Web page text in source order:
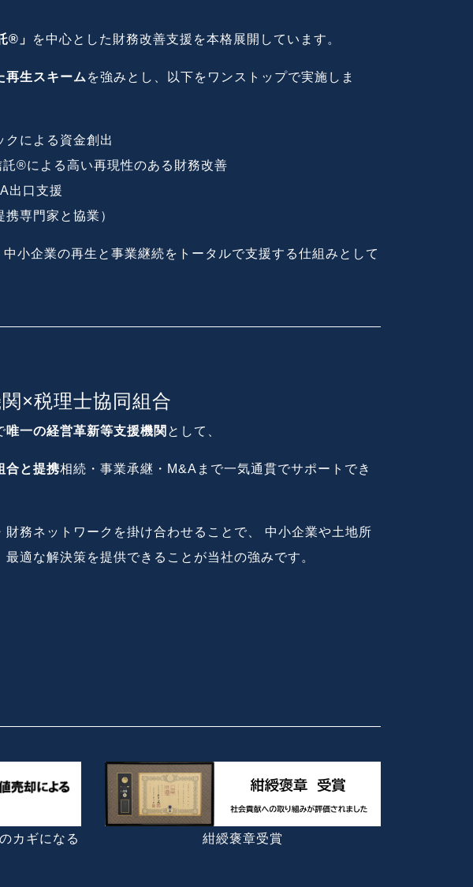
®」 を中心とした財務改善支援を本格展開しています。
再生スキーム を強みとし、以下をワンストップで実施しま
クによる資金創出
®による高い再現性のある財務改善
出口支援
専門家と協業）
小企業の再生と事業継続をトータルで支援する仕組みとして
×税理士協同組合
唯一の経営革新等支援機関 として、
合と提携相続・事業承継・M&Aまで一気通貫でサポートでき
務ネットワークを掛け合わせることで、 中小企業や土地所
適な解決策を提供できることが当社の強みです。
カギになる 紺綬褒章受賞